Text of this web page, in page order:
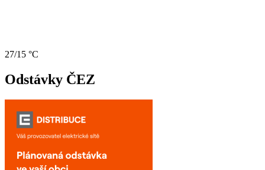
27/15 °C
Odstávky ČEZ